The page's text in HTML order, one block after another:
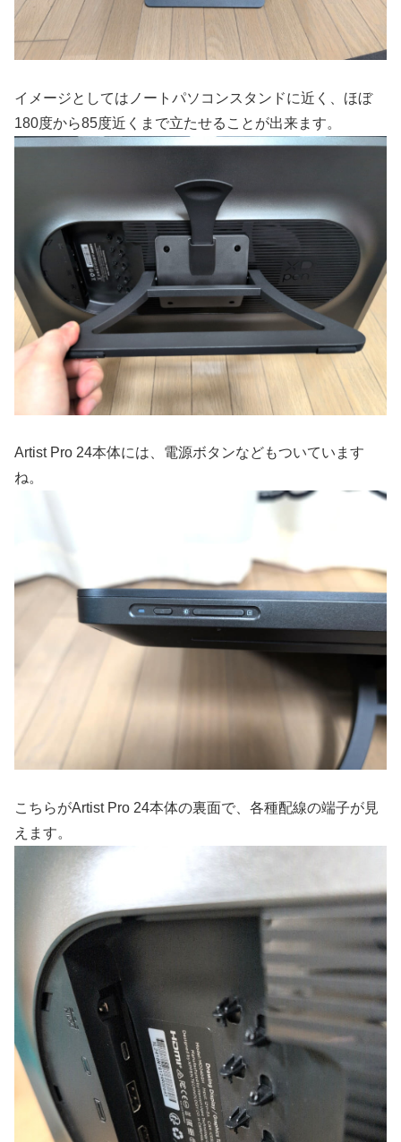
イメージとしてはノートパソコンスタンドに近く、ほぼ
180度から85度近くまで立たせることが出来ます。
Artist Pro 24本体には、電源ボタンなどもついています
ね。
こちらがArtist Pro 24本体の裏面で、各種配線の端子が見
えます。